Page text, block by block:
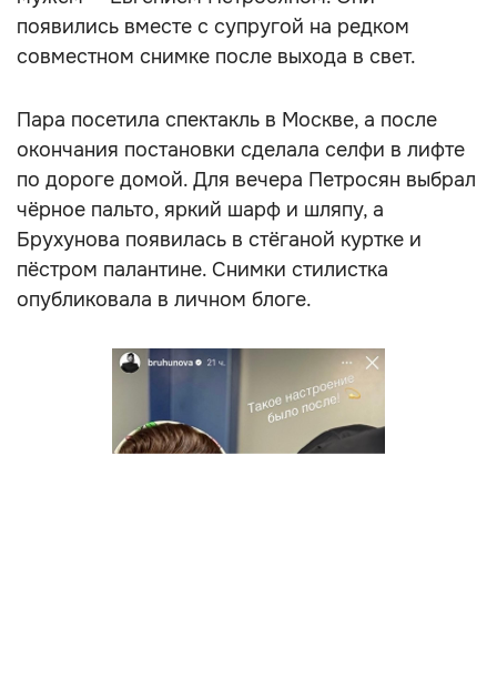
появились вместе с супругой на редком
совместном снимке после выхода в свет.
Пара посетила спектакль в Москве, а после
окончания постановки сделала селфи в лифте
по дороге домой. Для вечера Петросян выбрал
чёрное пальто, яркий шарф и шляпу, а
Брухунова появилась в стёганой куртке и
пёстром палантине. Снимки стилистка
опубликовала в личном блоге.